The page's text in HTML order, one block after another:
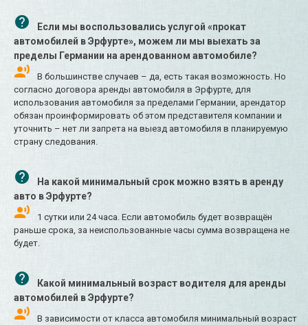
Если мы воспользовались услугой «прокат
автомобилей в Эрфурте», можем ли мы выехать за
пределы Германии на арендованном автомобиле?
В большинстве случаев – да, есть такая возможность. Но
согласно договора аренды автомобиля в Эрфурте, для
использования автомобиля за пределами Германии, арендатор
обязан проинформировать об этом представителя компании и
уточнить – нет ли запрета на выезд автомобиля в планируемую
страну следования.
На какой минимальный срок можно взять в аренду
авто в Эрфурте?
1 сутки или 24 часа. Если автомобиль будет возвращён
раньше срока, за неиспользованные часы сумма возвращена не
будет.
Какой минимальный возраст водителя для аренды
автомобилей в Эрфурте?
В зависимости от класса автомобиля минимальный возраст